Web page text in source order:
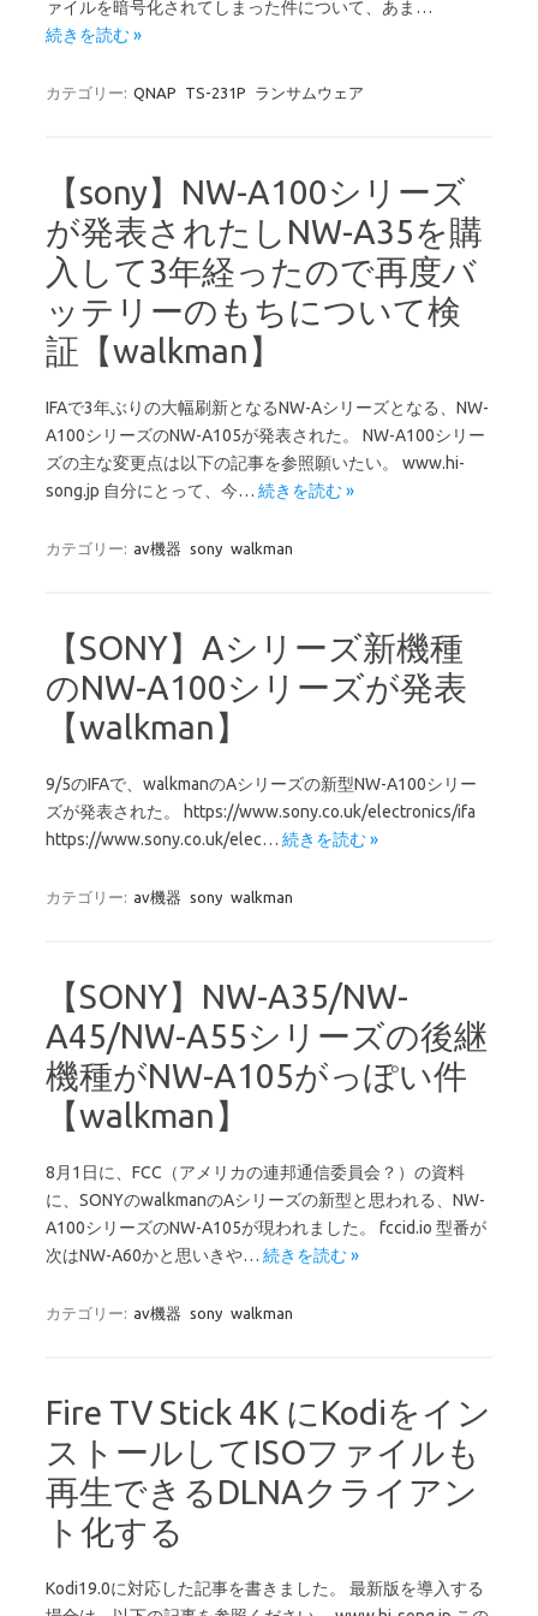
ァイルを暗号化されてしまった件について、あま…
続きを読む »
カテゴリー: QNAP TS-231P ランサムウェア
【sony】NW-A100シリーズ
が発表されたしNW-A35を購
入して3年経ったので再度バ
ッテリーのもちについて検
証【walkman】
IFAで3年ぶりの大幅刷新となるNW-Aシリーズとなる、NW-
A100シリーズのNW-A105が発表された。 NW-A100シリー
ズの主な変更点は以下の記事を参照願いたい。 www.hi-
song.jp 自分にとって、今… 続きを読む »
カテゴリー: av機器 sony walkman
【SONY】Aシリーズ新機種
のNW-A100シリーズが発表
【walkman】
9/5のIFAで、walkmanのAシリーズの新型NW-A100シリー
ズが発表された。 https://www.sony.co.uk/electronics/ifa
https://www.sony.co.uk/elec… 続きを読む »
カテゴリー: av機器 sony walkman
【SONY】NW-A35/NW-
A45/NW-A55シリーズの後継
機種がNW-A105がっぽい件
【walkman】
8月1日に、FCC（アメリカの連邦通信委員会？）の資料
に、SONYのwalkmanのAシリーズの新型と思われる、NW-
A100シリーズのNW-A105が現われました。 fccid.io 型番が
次はNW-A60かと思いきや… 続きを読む »
カテゴリー: av機器 sony walkman
Fire TV Stick 4K にKodiをイン
ストールしてISOファイルも
再生できるDLNAクライアン
ト化する
Kodi19.0に対応した記事を書きました。 最新版を導入する